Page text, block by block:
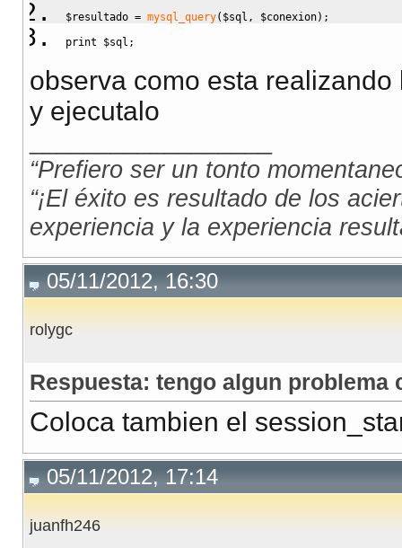
$resultado = mysql_query( $sql , $conexion) ;
print
$sql ;
observa como esta
y ejecutalo
“Prefiero ser un tonto
“¡El éxito es resultado de los
experiencia y la experiencia
05/11/2012, 16:30
rolygc
Respuesta: tengo algun problema
Coloca tambien el
05/11/2012, 17:14
juanfh246